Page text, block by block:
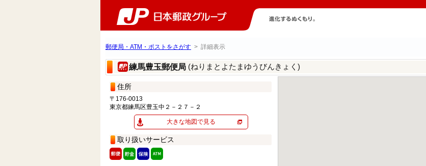
郵便局・ATM・ポストをさがす > 詳細表示
練馬豊玉郵便局 (ねりまとよたまゆうびんきょく)
住所
〒176-0013
東京都練馬区豊玉中２－２７－２
大きな地図で見る
取り扱いサービス